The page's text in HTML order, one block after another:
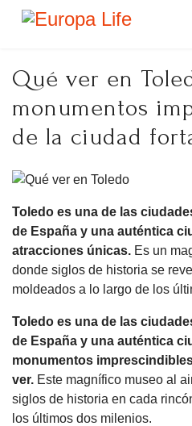
Qué ver en
monumentos
de la ciudad
Toledo es una de las
de España y una auténtica
atracciones únicas. Es un
donde siglos de historia se
moldeados a lo largo de los
Toledo es una de las
de España y una auténtica
monumentos
ver. Este magnífico museo al
siglos de historia en cada
los últimos dos milenios.